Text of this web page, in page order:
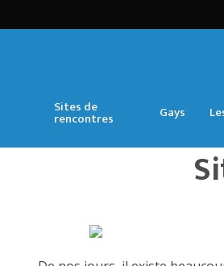
Sites de
rencontres Gays